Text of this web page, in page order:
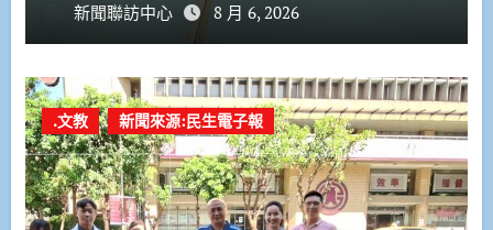
新聞聯訪中心 8 月 6, 2026
.文教 新聞來源:民生電子報